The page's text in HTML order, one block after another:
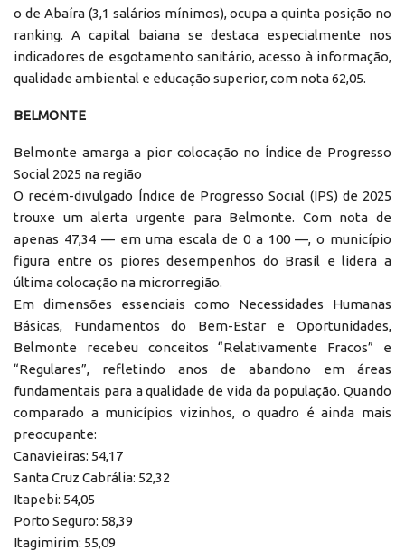
o de Abaíra (3,1 salários mínimos), ocupa a quinta posição no
ranking. A capital baiana se destaca especialmente nos
indicadores de esgotamento sanitário, acesso à informação,
qualidade ambiental e educação superior, com nota 62,05.
BELMONTE
Belmonte amarga a pior colocação no Índice de Progresso
Social 2025 na região
O recém-divulgado Índice de Progresso Social (IPS) de 2025
trouxe um alerta urgente para Belmonte. Com nota de
apenas 47,34 — em uma escala de 0 a 100 —, o município
figura entre os piores desempenhos do Brasil e lidera a
última colocação na microrregião.
Em dimensões essenciais como Necessidades Humanas
Básicas, Fundamentos do Bem-Estar e Oportunidades,
Belmonte recebeu conceitos “Relativamente Fracos” e
“Regulares”, refletindo anos de abandono em áreas
fundamentais para a qualidade de vida da população. Quando
comparado a municípios vizinhos, o quadro é ainda mais
preocupante:
Canavieiras: 54,17
Santa Cruz Cabrália: 52,32
Itapebi: 54,05
Porto Seguro: 58,39
Itagimirim: 55,09